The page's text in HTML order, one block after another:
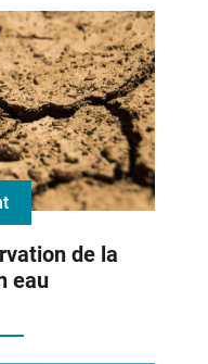
de la
eau